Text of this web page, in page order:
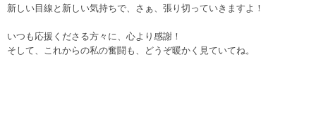
新しい目線と新しい気持ちで、さぁ、張り切っていきますよ！
いつも応援くださる方々に、心より感謝！
そして、これからの私の奮闘も、どうぞ暖かく見ていてね。